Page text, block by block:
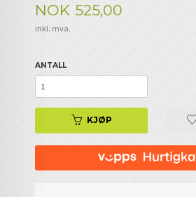
Pris
NOK 525,00
inkl. mva.
ANTALL
KJØP